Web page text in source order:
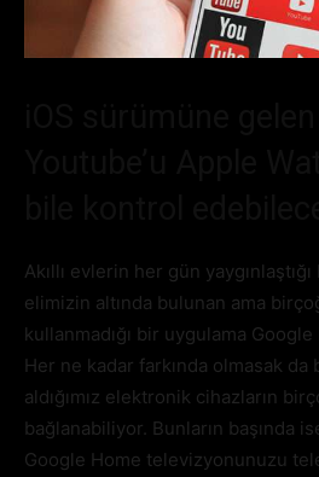
Akıllı evlerin her gün
elimizin altında bulunan ama
kullanmadığı bir uygulama Google
Her ne kadar farkında olmasak
aldığımız elektronik cihazların
bağlanabiliyor. Bunların başında
Google Home televizyonunuzu